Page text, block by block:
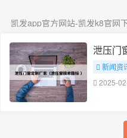
凯发app官方网站-凯发k8官网
泄压门
新闻资
2025-